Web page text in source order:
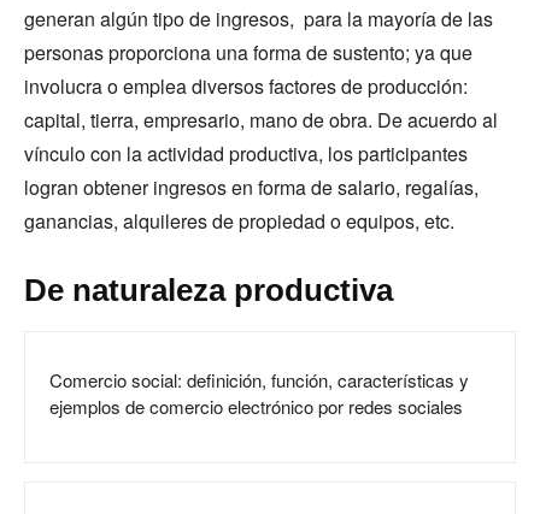
generan algún tipo de ingresos, para la mayoría de las
personas proporciona una forma de sustento; ya que
involucra o emplea diversos factores de producción:
capital, tierra, empresario, mano de obra. De acuerdo al
vínculo con la actividad productiva, los participantes
logran obtener ingresos en forma de salario, regalías,
ganancias, alquileres de propiedad o equipos, etc.
De naturaleza productiva
Comercio social: definición, función, características y
ejemplos de comercio electrónico por redes sociales